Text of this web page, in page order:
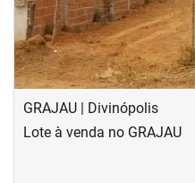
GRAJAU | Divinópolis
Lote à venda no GRAJAU